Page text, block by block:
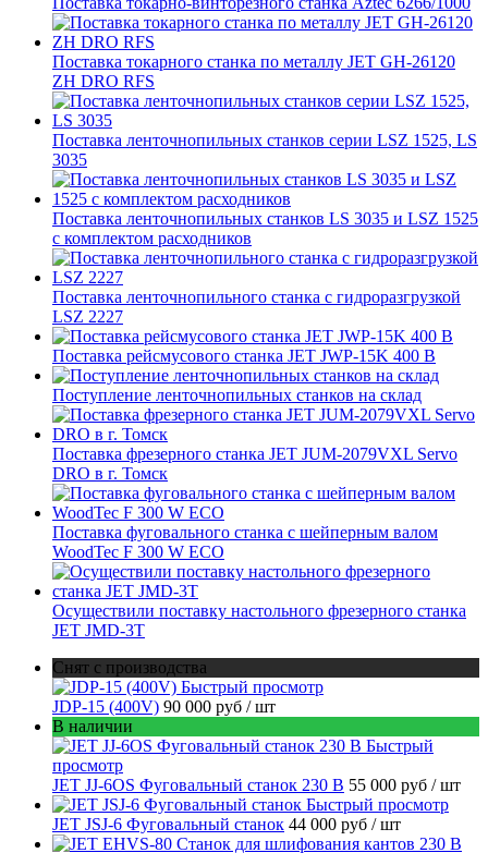
Поставка токарного станка по металлу JET GH-26120
ZH DRO RFS
Поставка ленточнопильных станков серии LSZ 1525, LS
3035
Поставка ленточнопильных станков LS 3035 и LSZ 1525
с комплектом расходников
Поставка ленточнопильного станка c гидроразгрузкой
LSZ 2227
Поставка рейсмусового станка JET JWP-15K 400 В
Поступление ленточнопильных станков на склад
Поставка фрезерного станка JET JUM-2079VXL Servo
DRO в г. Томск
Поставка фуговального станка с шейперным валом
WoodTec F 300 W ECO
Осуществили поставку настольного фрезерного станка
JET JMD-3T
Снят с производства
Быстрый просмотр
JDP-15 (400V) 90 000 руб / шт
В наличии
Быстрый
просмотр
JET JJ-6OS Фуговальный станок 230 В 55 000 руб / шт
Быстрый просмотр
JET JSJ-6 Фуговальный станок 44 000 руб / шт